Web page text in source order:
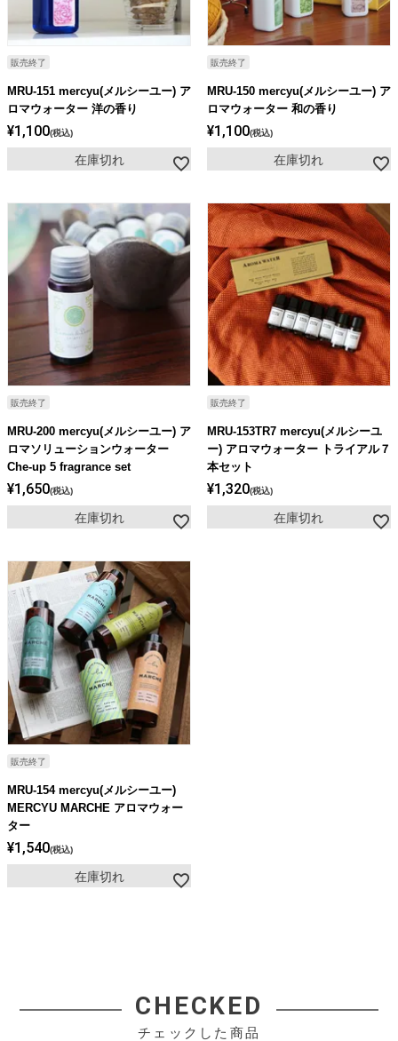
販売終了
MRU-151 mercyu(メルシーユー) ア
ロマウォーター 洋の香り
¥1,100 税込
在庫切れ
販売終了
MRU-150 mercyu(メルシーユー) ア
ロマウォーター 和の香り
¥1,100 税込
在庫切れ
販売終了
MRU-200 mercyu(メルシーユー) ア
ロマソリューションウォーター
Che-up 5 fragrance set
¥1,650 税込
在庫切れ
販売終了
MRU-153TR7 mercyu(メルシーユ
ー) アロマウォーター トライアル７
本セット
¥1,320 税込
在庫切れ
販売終了
MRU-154 mercyu(メルシーユー)
MERCYU MARCHE アロマウォー
ター
¥1,540 税込
在庫切れ
CHECKED
チェックした商品